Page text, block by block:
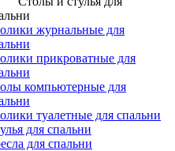
журнальные для
прикроватные для
компьютерные для
туалетные для спальни
для спальни
для спальни